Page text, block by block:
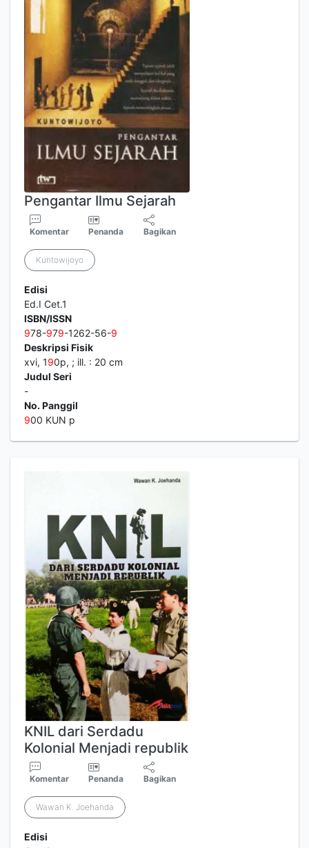
Pengantar Ilmu Sejarah
Komentar Penanda Bagikan
Kuntowijoyo
Edisi
Ed.I Cet.1
ISBN/ISSN
978-979-1262-56-9
Deskripsi Fisik
xvi, 190p, ; ill. : 20 cm
Judul Seri
-
No. Panggil
900 KUN p
KNIL dari Serdadu
Kolonial Menjadi republik
Komentar Penanda Bagikan
Wawan K. Joehanda
Edisi